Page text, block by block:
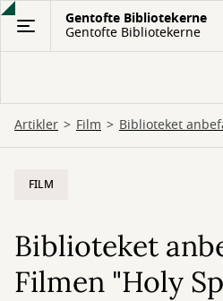
Gå
hovedindhold
Gentofte Bibliotekerne
Gentofte Bibliotekerne
Artikler Film Biblioteket
FILM
Biblioteket
Filmen "Holy